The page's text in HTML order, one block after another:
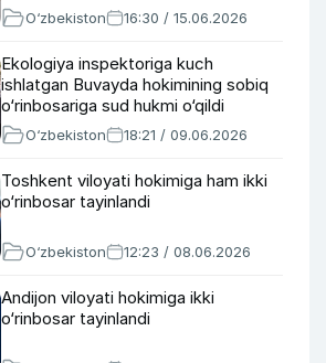
O‘zbekiston 16:30 / 15.06.2026
Ekologiya inspektoriga kuch
ishlatgan Buvayda hokimining sobiq
o‘rinbosariga sud hukmi o‘qildi
O‘zbekiston 18:21 / 09.06.2026
Toshkent viloyati hokimiga ham ikki
o‘rinbosar tayinlandi
O‘zbekiston 12:23 / 08.06.2026
Andijon viloyati hokimiga ikki
o‘rinbosar tayinlandi